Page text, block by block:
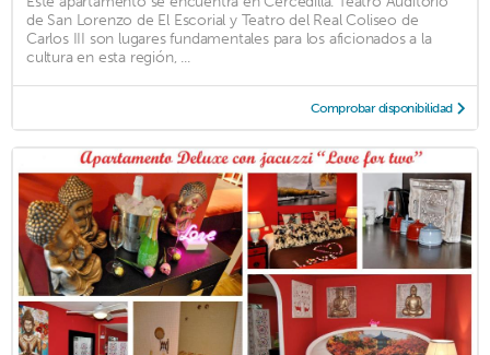
de San Lorenzo de El Escorial y Teatro del Real Coliseo de
Carlos III son lugares fundamentales para los aficionados a la
cultura en esta región, ...
Comprobar disponibilidad